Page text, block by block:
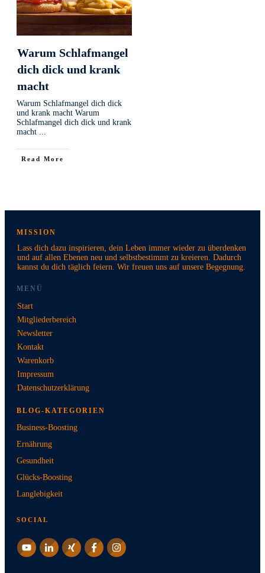
Warum Schlafmangel
dich dick und krank
macht
Warum Schlafmangel dich dick
und krank macht Warum
Schlafmangel dich dick und krank
macht ...
Read More
MISSION
Lass dich dazu inspirieren, dein Leben immer wieder zu überdenken
und auf allen Ebenen neu und selbstbestimmt zu kreieren. Dadurch
kannst du dich täglich feiern. Wir freuen uns auf unsere Begegnung.
MENÜ
Start
Mitgliederbereich
Newsletter
Kontakt
Warenkorb
Impressum
Datenschutzerklärung
BLOG-KATEGORIEN
Business-Boosting
Ernährung
Gesundheit
Glücks-Boosting
Langlebigkeit
SOCIAL